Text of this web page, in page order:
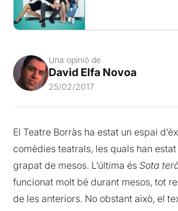
Una opinió de
David Elfa Novoa
25/02/2017
El Teatre Borràs ha estat un espai
comèdies teatrals, les quals han
grapat de mesos. L’última ésSota
funcionat molt bé durant mesos, tot
de les anteriors. No obstant això, el